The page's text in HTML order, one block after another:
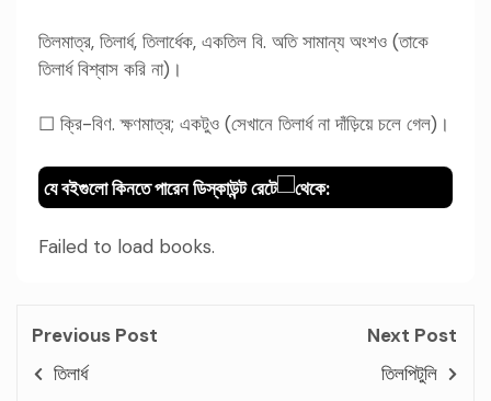
তিলমাত্র, তিলার্ধ, তিলার্ধেক, একতিল বি. অতি সামান্য অংশও (তাকে
তিলার্ধ বিশ্বাস করি না)।
☐ ক্রি-বিণ. ক্ষণমাত্র; একটুও (সেখানে তিলার্ধ না দাঁড়িয়ে চলে গেল)।
যে বইগুলো কিনতে পারেন ডিস্কাউন্ট রেটে থেকে:
Failed to load books.
Previous Post
তিলার্ধ
Next Post
তিলপিটুলি